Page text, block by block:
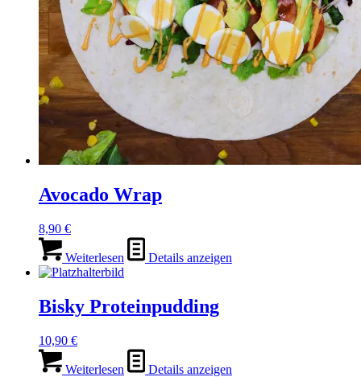
Avocado Wrap
8,90 €
Weiterlesen Details anzeigen
Bisky Proteinpudding
10,90 €
Weiterlesen Details anzeigen